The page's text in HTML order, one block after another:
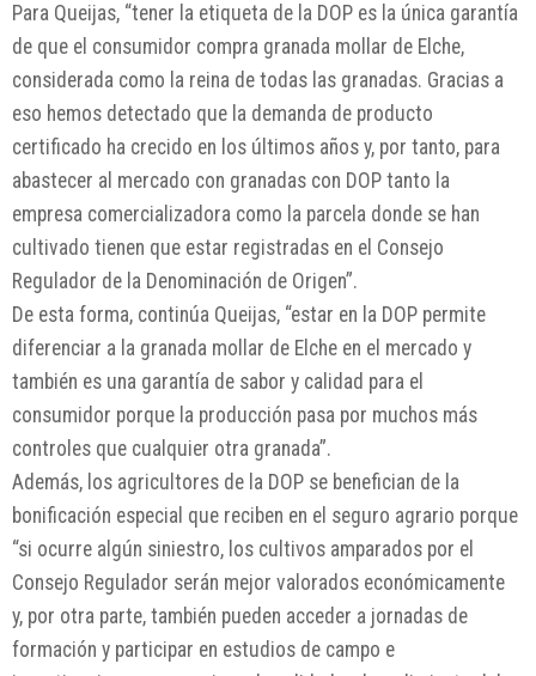
Para Queijas, “tener la etiqueta de la DOP es la única garantía
de que el consumidor compra granada mollar de Elche,
considerada como la reina de todas las granadas. Gracias a
eso hemos detectado que la demanda de producto
certificado ha crecido en los últimos años y, por tanto, para
abastecer al mercado con granadas con DOP tanto la
empresa comercializadora como la parcela donde se han
cultivado tienen que estar registradas en el Consejo
Regulador de la Denominación de Origen”.
De esta forma, continúa Queijas, “estar en la DOP permite
diferenciar a la granada mollar de Elche en el mercado y
también es una garantía de sabor y calidad para el
consumidor porque la producción pasa por muchos más
controles que cualquier otra granada”.
Además, los agricultores de la DOP se benefician de la
bonificación especial que reciben en el seguro agrario porque
“si ocurre algún siniestro, los cultivos amparados por el
Consejo Regulador serán mejor valorados económicamente
y, por otra parte, también pueden acceder a jornadas de
formación y participar en estudios de campo e